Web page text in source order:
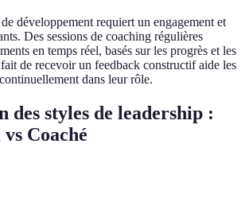
développement requiert un engagement et
Des sessions de coaching régulières
en temps réel, basés sur les progrès et les
de recevoir un feedback constructif aide les
dans leur rôle.
des styles de leadership :
Coaché